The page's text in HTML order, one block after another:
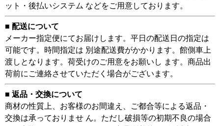
ット・後払いシステム などをご用意しております。
■ 配送について
メーカー指定便にてお届けします。平日の配送日の指定は
可能です。時間指定は 別途配送費がかかります。館側車上
渡しとなります。荷受けのご用意をお願いし ます。商品出
荷前にご連絡させていただく場合がございます。
■ 返品・交換について
商材の性質上、お客様のお間違え、ご都合等による返品・
交換は承っておりませ ん。ただし破損等の初期不良の場合